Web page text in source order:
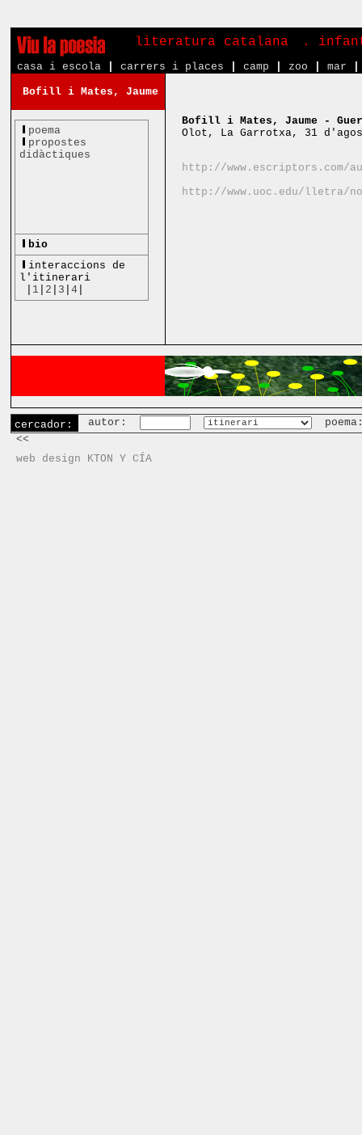
literatura catalana .
casa i escola carrers i places camp zoo mar
Bofill i Mates, Jaume
poema
propostes
didàctiques
bio
interaccions de
l'itinerari
1 2 3 |4
Bofill i Mates, Jaume -
Olot, La Garrotxa, 31
http://
http://www.uoc.edu/lletra/
cercador: autor:
<<
web design KTON Y CÍA